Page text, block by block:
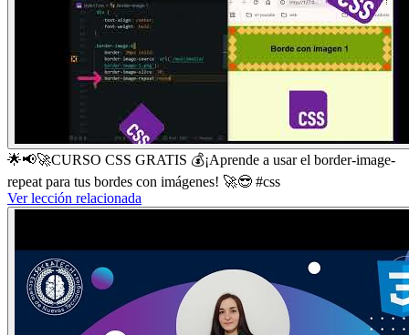
🌟📢🚀CURSO CSS GRATIS 💰¡Aprende a usar el border-image-
repeat para tus bordes con imágenes! 🚀😎 #css
Ver lección relacionada